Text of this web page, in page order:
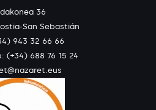
36
San Sebastián
943 32 66 66
(+34) 688 76 15 24